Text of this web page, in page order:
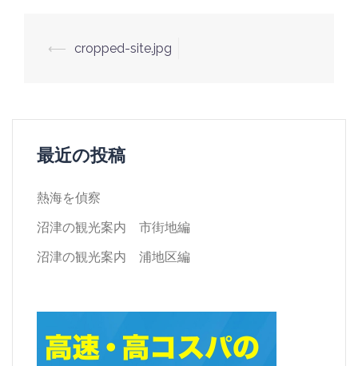
投
ビ
ゲ
ー
シ
ョ
ン
⟵ cropped-site.jpg
最近の投稿
熱海を偵察
沼津の観光案内 市街地編
沼津の観光案内 浦地区編